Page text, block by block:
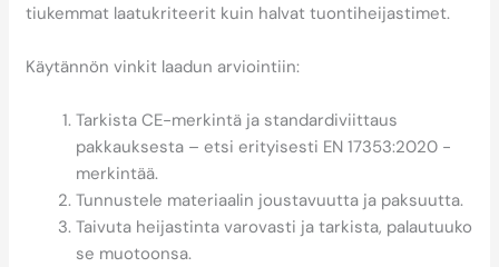
tiukemmat laatukriteerit kuin halvat tuontiheijastimet.
Käytännön vinkit laadun arviointiin:
Tarkista CE-merkintä ja standardiviittaus
pakkauksesta – etsi erityisesti EN 17353:2020 -
merkintää.
Tunnustele materiaalin joustavuutta ja paksuutta.
Taivuta heijastinta varovasti ja tarkista, palautuuko
se muotoonsa.